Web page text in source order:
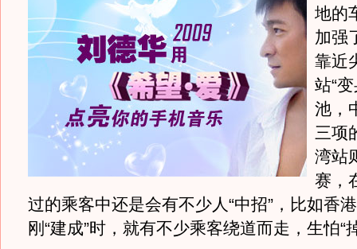
地的
加强
靠近
站“
池，
三项
湾站
赛，
过的乘客中还是会有不少人“中招”，比如香
刚“建成”时，就有不少乘客绕道而走，生怕“